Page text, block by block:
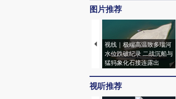
图片推荐
视线｜极端高温致多瑙河
水位跌破纪录 二战沉船与
猛犸象化石接连露出
视听推荐